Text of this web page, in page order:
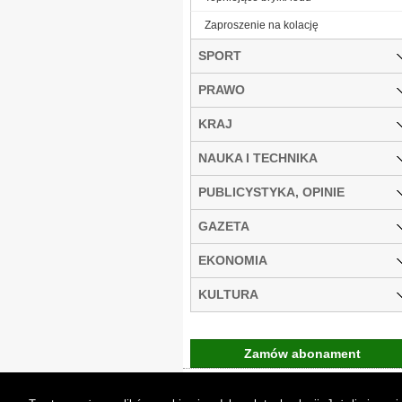
Zaproszenie na kolację
SPORT
PRAWO
KRAJ
NAUKA I TECHNIKA
PUBLICYSTYKA, OPINIE
GAZETA
EKONOMIA
KULTURA
Zamów abonament